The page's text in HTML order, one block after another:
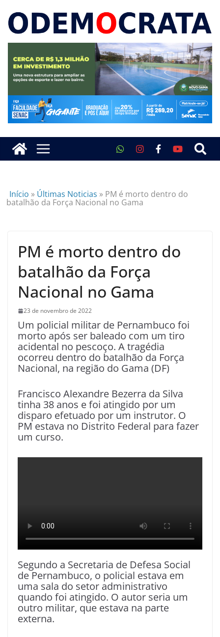
Início » Últimas Noticias » PM é morto dentro do
batalhão da Força Nacional no Gama
PM é morto dentro do
batalhão da Força
Nacional no Gama
23 de novembro de 2022
Um policial militar de Pernambuco foi
morto após ser baleado com um tiro
acidental no pescoço. A tragédia
ocorreu dentro do batalhão da Força
Nacional, na região do Gama (DF)
Francisco Alexandre Bezerra da Silva
tinha 38 anos e foi atingido por um
disparo efetuado por um instrutor. O
PM estava no Distrito Federal para fazer
um curso.
Segundo a Secretaria de Defesa Social
de Pernambuco, o policial estava em
uma sala do setor administrativo
quando foi atingido. O autor seria um
outro militar, que estava na parte
externa.